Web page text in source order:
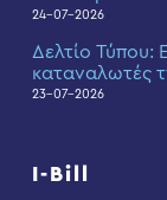
24-07-2026
Δελτίο Τύπου:
καταναλωτές
23-07-2026
I-Bill